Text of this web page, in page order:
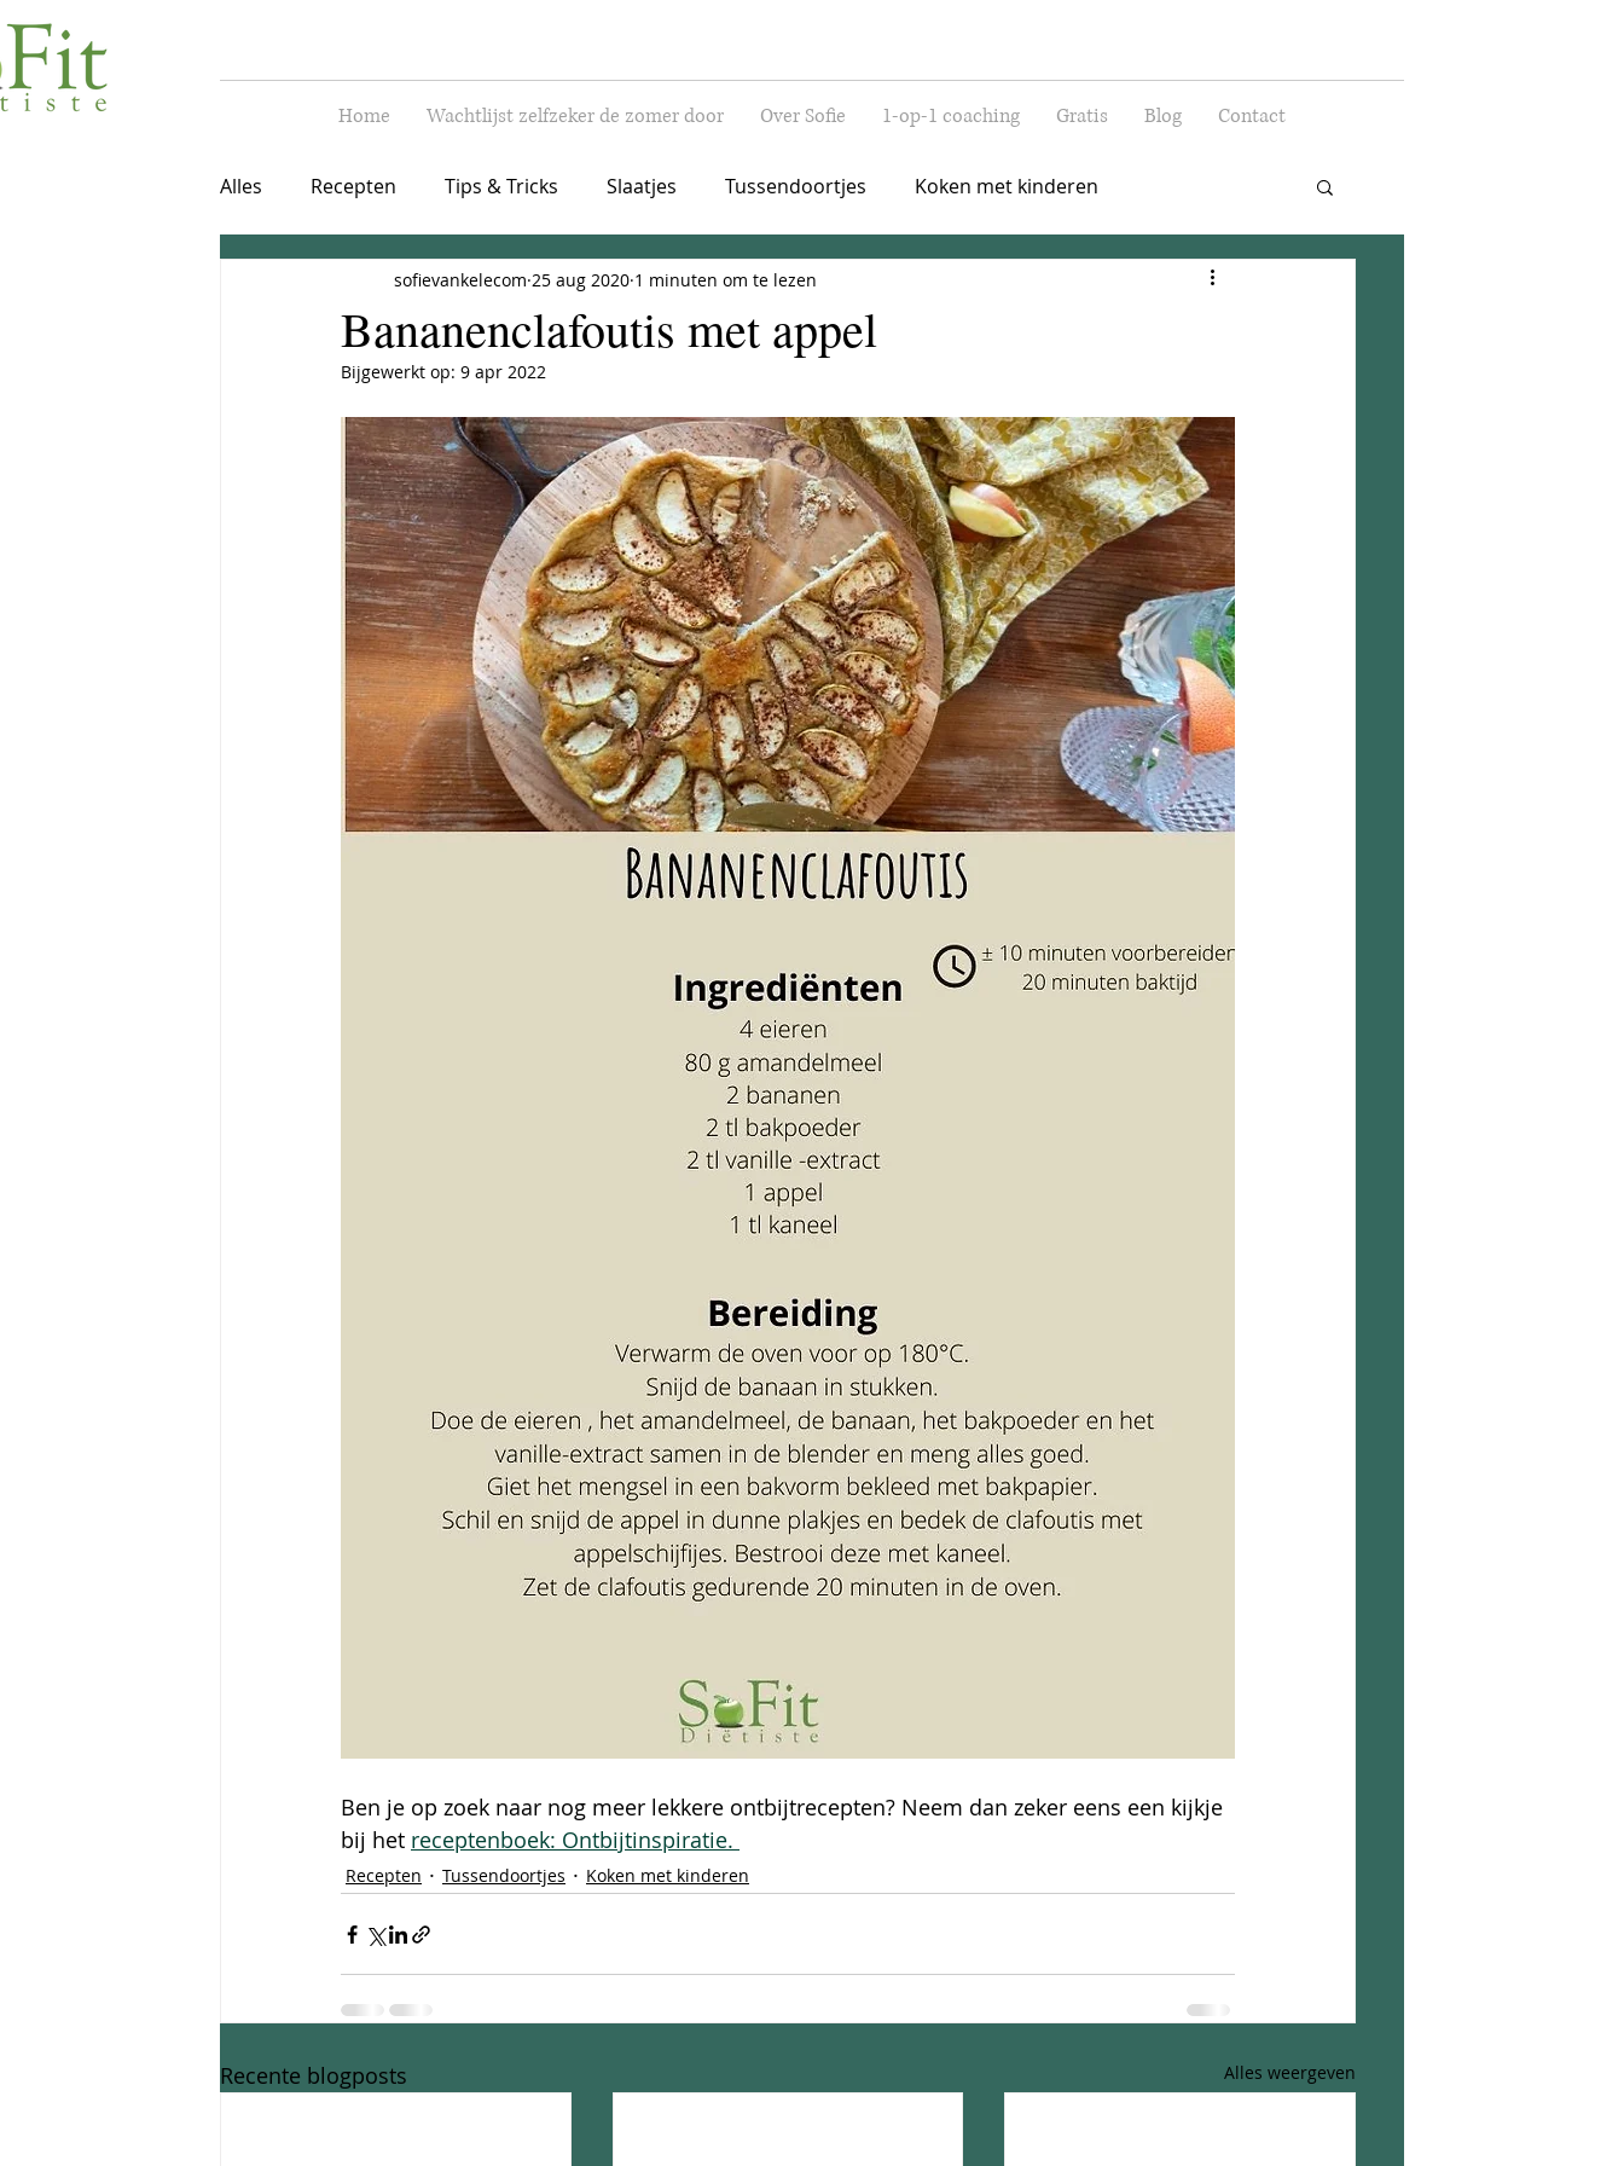
Home Wachtlijst zelfzeker de zomer door Over Sofie 1-op-1 coaching Gratis Blog Contact
Alles Recepten Tips & Tricks Slaatjes Tussendoortjes Koken met kinderen
Warme maaltijd vegetarisch Ontbijt Lunch
Bananenclafoutis met appel
sofievankelecom 25 aug 2020 1 minuten om te lezen
Bijgewerkt op: 9 apr 2022
Ben je op zoek naar nog meer lekkere ontbijtrecepten? Neem dan zeker eens een kijkje
bij het receptenboek: Ontbijtinspiratie.
Recepten Tussendoortjes Koken met kinderen
Recente blogposts Alles weergeven